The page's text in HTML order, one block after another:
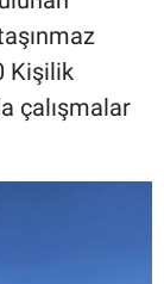
Kişilik
çalışmalar